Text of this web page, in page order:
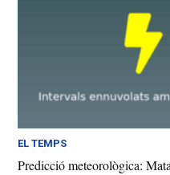
EL TEMPS
Predicció meteorològica: